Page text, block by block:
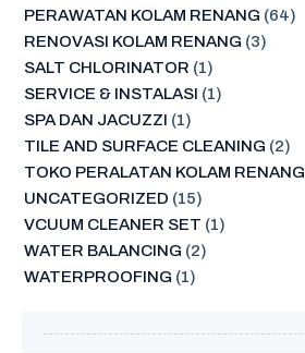
PERAWATAN KOLAM RENANG (64)
RENOVASI KOLAM RENANG (3)
SALT CHLORINATOR (1)
SERVICE & INSTALASI (1)
SPA DAN JACUZZI (1)
TILE AND SURFACE CLEANING (2)
TOKO PERALATAN KOLAM RENANG
UNCATEGORIZED (15)
VCUUM CLEANER SET (1)
WATER BALANCING (2)
WATERPROOFING (1)